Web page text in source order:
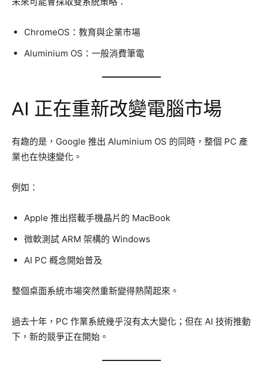
ChromeOS：教育與企業市場
Aluminium OS：一般消費筆電
AI 正在重新改變電腦市場
有趣的是，Google 推出 Aluminium OS 的同時，整個 PC 產
業也在快速變化。
例如：
Apple 推出搭載手機晶片的 MacBook
微軟測試 ARM 架構的 Windows
AI PC 概念開始普及
整個桌面系統市場突然重新變得熱鬧起來。
過去十年，PC 作業系統幾乎沒有太大變化；但在 AI 技術推動
下，新的競爭正在開始。